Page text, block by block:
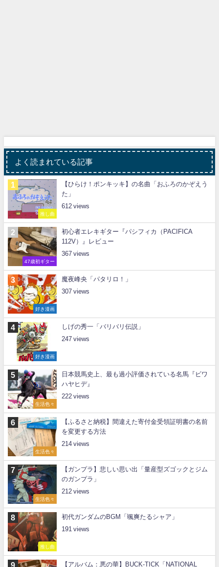
よく読まれている記事
推し曲
【ひらけ！ポンキッキ】の名曲「おふろのかぞえう
た」
612
47歳初ギター
初心者エレキギター『パシフィカ（PACIFICA
112V）』レビュー
367
好き漫画
魔夜峰央「パタリロ！」
307
好き漫画
しげの秀一「バリバリ伝説」
247
生活色々
日本競馬史上、最も過小評価されている名馬『ビワ
ハヤヒデ』
222
生活色々
【ふるさと納税】間違えた寄付金受領証明書の名前
を変更する方法
214
生活色々
【ガンプラ】悲しい思い出「量産型ズゴックとジム
のガンプラ」
212
推し曲
初代ガンダムのBGM「颯爽たるシャア」
191
【アルバム：悪の華】BUCK-TICK「NATIONAL